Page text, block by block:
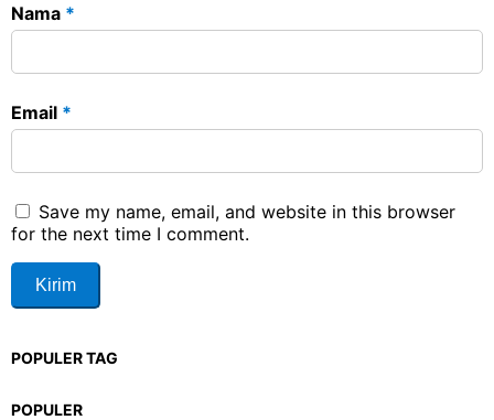
Nama *
Email *
Save my name, email, and website in this browser
for the next time I comment.
POPULER TAG
POPULER